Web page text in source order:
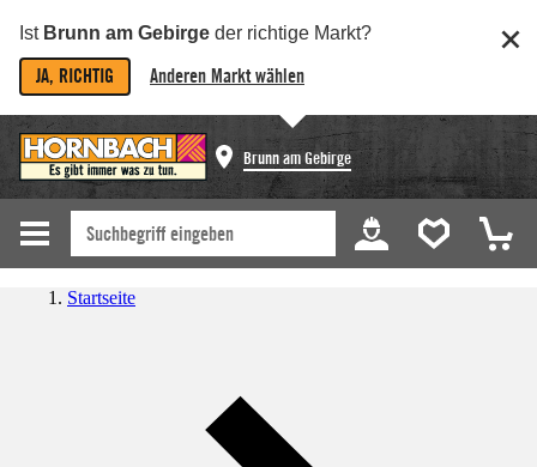
Ist Brunn am Gebirge der richtige Markt?
JA, RICHTIG Anderen Markt wählen
Brunn am Gebirge
Startseite